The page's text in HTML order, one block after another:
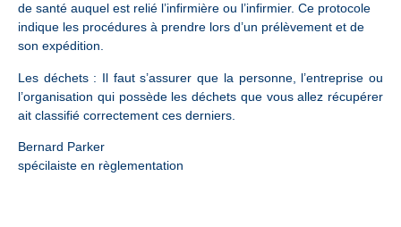
de santé auquel est relié l’infirmière ou l’infirmier. Ce protocole
indique les procédures à prendre lors d’un prélèvement et de
son expédition.
Les déchets : Il faut s’assurer que la personne, l’entreprise ou
l’organisation qui possède les déchets que vous allez récupérer
ait classifié correctement ces derniers.
Bernard Parker
spécilaiste en règlementation